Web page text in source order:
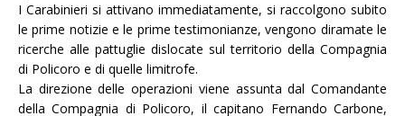
I Carabinieri si attivano immediatamente, si raccolgono subito
le prime notizie e le prime testimonianze, vengono diramate le
ricerche alle pattuglie dislocate sul territorio della Compagnia
di Policoro e di quelle limitrofe.
La direzione delle operazioni viene assunta dal Comandante
della Compagnia di Policoro, il capitano Fernando Carbone,